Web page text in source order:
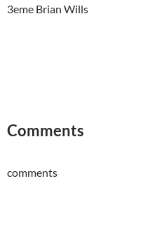
3eme Brian Wills
Comments
comments